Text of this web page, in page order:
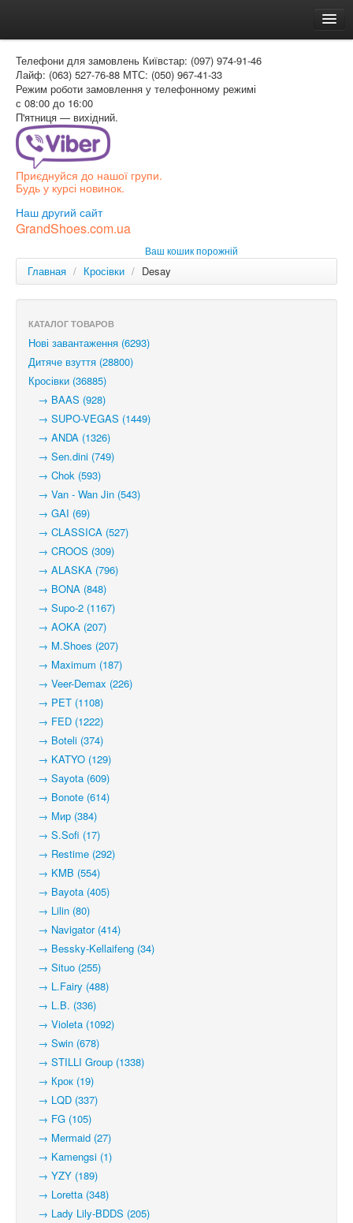
Доставка и оплата
Как заказать
Контакти
Таблиця розмірів
Вхід для покупця
РОС
Телефони для замовлень Київстар: (097) 974-91-46
Лайф: (063) 527-76-88 МТС: (050) 967-41-33
Режим роботи замовлення у телефонному режимі
с 08:00 до 16:00
П'ятниця — вихідний.
Приєднуйся до нашої групи.
Будь у курсі новинок.
Наш другий сайт
GrandShoes.com.ua
Ваш кошик порожній
Главная / Кросівки / Desay
КАТАЛОГ ТОВАРОВ
Нові завантаження (6293)
Дитяче взуття (28800)
Кросівки (36885)
→ BAAS (928)
→ SUPO-VEGAS (1449)
→ ANDA (1326)
→ Sen.dini (749)
→ Chok (593)
→ Van - Wan Jin (543)
→ GAI (69)
→ CLASSICA (527)
→ CROOS (309)
→ ALASKA (796)
→ BONA (848)
→ Supo-2 (1167)
→ AOKA (207)
→ M.Shoes (207)
→ Maximum (187)
→ Veer-Demax (226)
→ PET (1108)
→ FED (1222)
→ Boteli (374)
→ KATYO (129)
→ Sayota (609)
→ Bonote (614)
→ Мир (384)
→ S.Sofi (17)
→ Restime (292)
→ KMB (554)
→ Bayota (405)
→ Lilin (80)
→ Navigator (414)
→ Bessky-Kellaifeng (34)
→ Situo (255)
→ L.Fairy (488)
→ L.B. (336)
→ Violeta (1092)
→ Swin (678)
→ STILLI Group (1338)
→ Крок (19)
→ LQD (337)
→ FG (105)
→ Mermaid (27)
→ Kamengsi (1)
→ YZY (189)
→ Loretta (348)
→ Lady Lily-BDDS (205)